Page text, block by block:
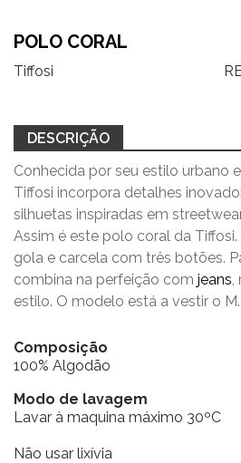
POLO CORAL
Tiffosi
DESCRIÇÃO
Conhecida por seu estilo urbano
Tiffosi incorpora detalhes
silhuetas inspiradas em
Assim é este polo coral da
gola e carcela com três botões.
combina na perfeição com jeans,
estilo. O modelo está a vestir o M.
Composição
100% Algodão
Modo de lavagem
Lavar à maquina máximo 30ºC
Não usar lixívia